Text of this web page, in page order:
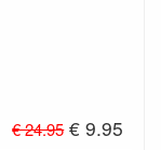
€ 24.95 € 9.95